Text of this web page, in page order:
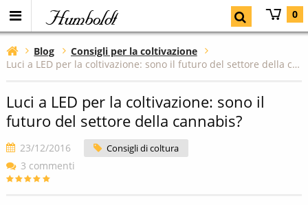
Humboldt 0
Blog
Consigli per la coltivazione
Luci a LED per la coltivazione: sono il futuro del settore della cannabis?
Luci a LED per la coltivazione: sono il
futuro del settore della cannabis?
23/12/2016 Consigli di coltura
3 commenti